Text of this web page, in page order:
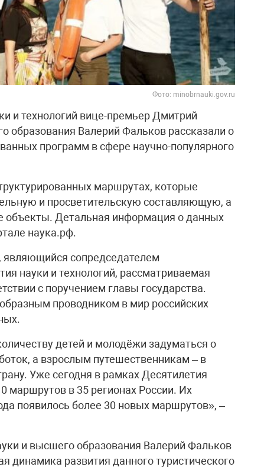
Фото: minobrnauki.gov.ru
и технологий вице-премьер Дмитрий
образования Валерий Фальков рассказали о
программ в сфере научно-популярного
маршрутах, которые
и просветительскую составляющую, а
объекты. Детальная информация о данных
наука.рф.
сопредседателем
науки и технологий, рассматриваемая
с поручением главы государства.
проводником в мир российских
детей и молодёжи задуматься о
а взрослым путешественникам – в
Уже сегодня в рамках Десятилетия
маршрутов в 35 регионах России. Их
появилось более 30 новых маршрутов», –
и высшего образования Валерий Фальков
динамика развития данного туристического